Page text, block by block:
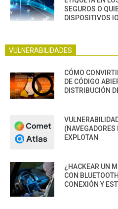
SEGUROS O
DISPOSITIVOS
VULNERABILIDADES
CÓMO
DE CÓDIGO
DISTRIBUCIÓN
(NAVEGADORES
EXPLOTAN
¿HACKEAR UN
CON
CONEXIÓN Y